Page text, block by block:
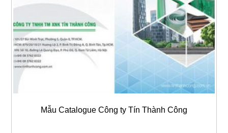
Mẫu Catalogue Công ty Tín Thành Công